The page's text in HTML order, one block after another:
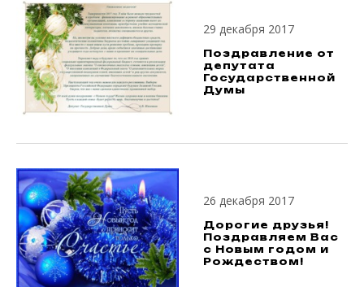
29 декабря 2017
Поздравление от
депутата
Государственной
Думы
26 декабря 2017
Дорогие друзья!
Поздравляем Вас
с Новым годом и
Рождеством!